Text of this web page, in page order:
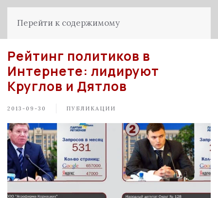
Перейти к содержимому
Рейтинг политиков в
Интернете: лидируют
Круглов и Дятлов
2013-09-30 ПУБЛИКАЦИИ